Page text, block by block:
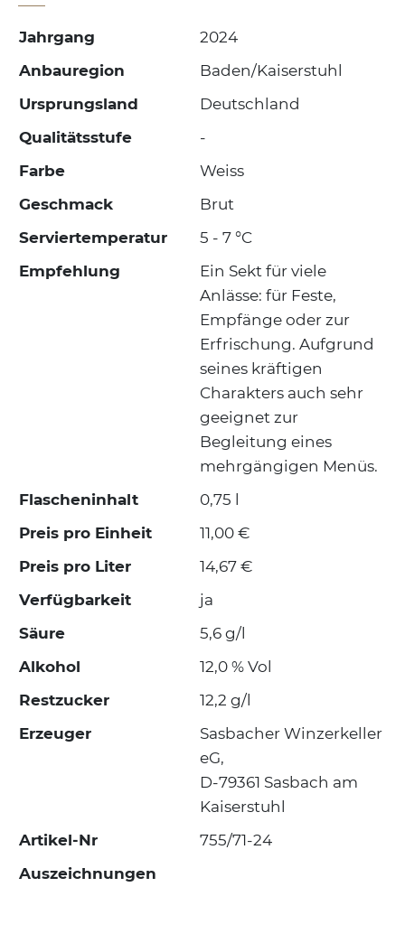
Jahrgang
2024
Anbauregion
Baden/Kaiserstuhl
Ursprungsland
Deutschland
Qualitätsstufe
-
Farbe
Weiss
Geschmack
Brut
Serviertemperatur
5 - 7 °C
Empfehlung
Ein Sekt für viele
Anlässe: für Feste,
Empfänge oder zur
Erfrischung. Aufgrund
seines kräftigen
Charakters auch sehr
geeignet zur
Begleitung eines
mehrgängigen Menüs.
Flascheninhalt
0,75 l
Preis pro Einheit
11,00 €
Preis pro Liter
14,67 €
Verfügbarkeit
ja
Säure
5,6 g/l
Alkohol
12,0 % Vol
Restzucker
12,2 g/l
Erzeuger
Sasbacher Winzerkeller
eG,
D-79361 Sasbach am
Kaiserstuhl
Artikel-Nr
755/71-24
Auszeichnungen